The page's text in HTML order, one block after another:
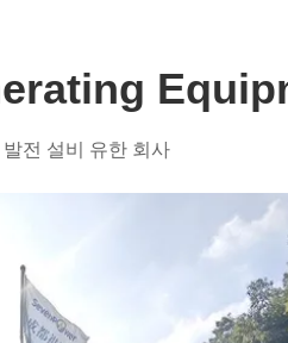
전 설비 유한 회사